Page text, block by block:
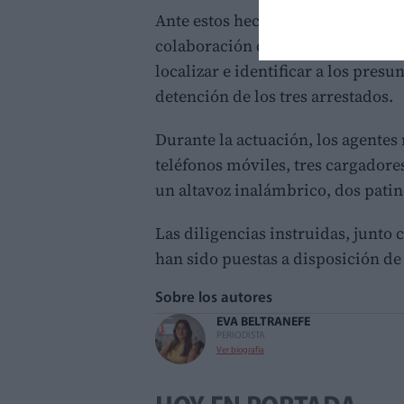
Ante estos hechos, agentes de la
colaboración de la
localizar e identificar a los
detención de los tres arrestados.
Durante la actuación, los
teléfonos móviles, tres
un altavoz inalámbrico, dos
Las diligencias instruidas, junto
han sido puestas a disposición
Sobre los autores
EVA BELTRAN
PERIODISTA
Ver biografía
EFE